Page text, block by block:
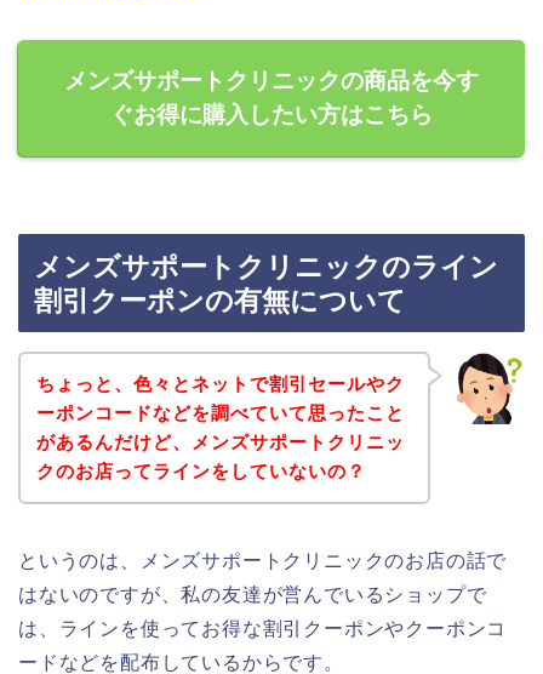
メンズサポートクリニックの商品を今す
ぐお得に購入したい方はこちら
メンズサポートクリニックのライン
割引クーポンの有無について
ちょっと、色々とネットで割引セールやク
ーポンコードなどを調べていて思ったこと
があるんだけど、メンズサポートクリニッ
クのお店ってラインをしていないの？
というのは、メンズサポートクリニックのお店の話で
はないのですが、私の友達が営んでいるショップで
は、ラインを使ってお得な割引クーポンやクーポンコ
ードなどを配布しているからです。